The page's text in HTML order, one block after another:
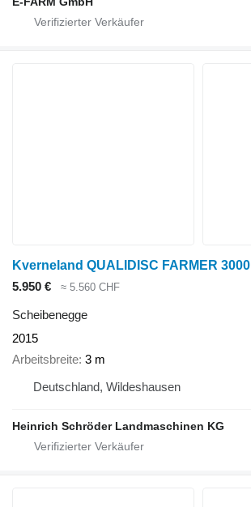
Kverneland QUALIDISC FARMER 3000
5.950 €
≈ 5.560 CHF
Scheibenegge
2015
Arbeitsbreite 3 m
Deutschland, Wildeshausen
Heinrich Schröder Landmaschinen KG